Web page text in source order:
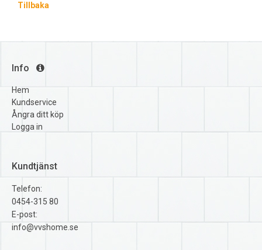
Tillbaka
Info
Hem
Kundservice
Ångra ditt köp
Logga in
Kundtjänst
Telefon:
0454-315 80
E-post:
info@vvshome.se